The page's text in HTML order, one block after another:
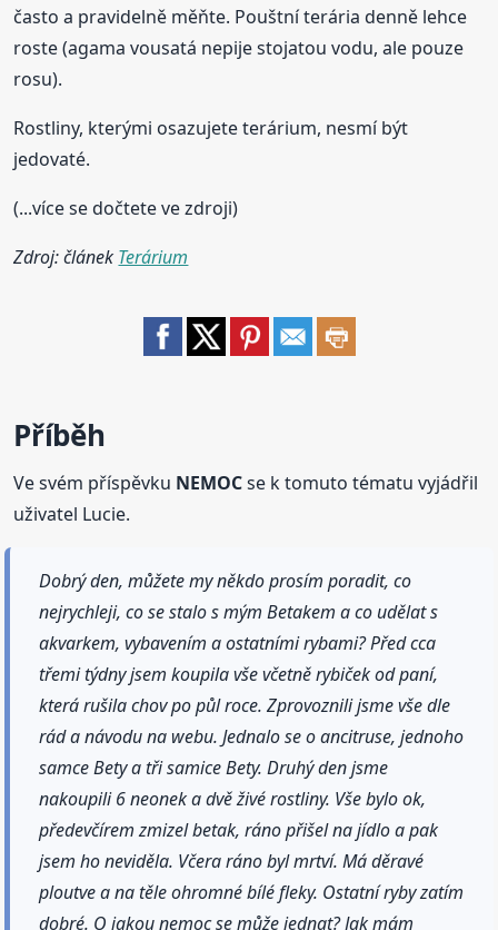
často a pravidelně měňte. Pouštní terária denně lehce
roste (agama vousatá nepije stojatou vodu, ale pouze
rosu).
Rostliny, kterými osazujete terárium, nesmí být
jedovaté.
(...více se dočtete ve zdroji)
Zdroj: článek Terárium
Příběh
Ve svém příspěvku NEMOCse k tomuto tématu vyjádřil
uživatel Lucie.
Dobrý den, můžete my někdo prosím poradit, co
nejrychleji, co se stalo s mým Betakem a co udělat s
akvarkem, vybavením a ostatními rybami? Před cca
třemi týdny jsem koupila vše včetně rybiček od paní,
která rušila chov po půl roce. Zprovoznili jsme vše dle
rád a návodu na webu. Jednalo se o ancitruse, jednoho
samce Bety a tři samice Bety. Druhý den jsme
nakoupili 6 neonek a dvě živé rostliny. Vše bylo ok,
předevčírem zmizel betak, ráno přišel na jídlo a pak
jsem ho neviděla. Včera ráno byl mrtví. Má děravé
ploutve a na těle ohromné bílé fleky. Ostatní ryby zatím
dobré. O jakou nemoc se může jednat? Jak mám